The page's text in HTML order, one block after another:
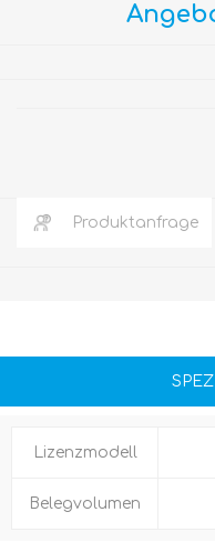
Produktanfrage
Lizenzmodell
Belegvolumen